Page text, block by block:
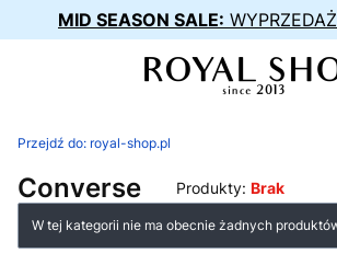
MID SEASON SALE:
Przejdź do: royal-shop.pl
Converse Produkty: Brak
Lista produktów
W tej kategorii nie ma obecnie żadnych